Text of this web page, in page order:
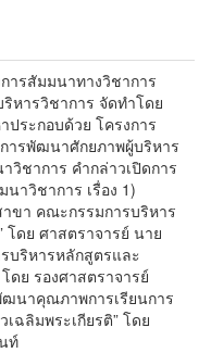
ารสัมมนาทางวิชาการ
หารวิชาการ จัดทำโดย
ระกอบด้วย โครงการ
ารพัฒนาศักยภาพผู้บริหาร
วิชาการ คำกล่าวเปิดการ
าวิชาการ เรื่อง 1)
ขา คณะกรรมการบริหาร
ดย ศาสตราจารย์ นาย
บริหารหลักสูตรและ
ดย รองศาสตราจารย์
นาคุณภาพการเรียนการ
ฉลิมพระเกียรติ” โดย
ท์